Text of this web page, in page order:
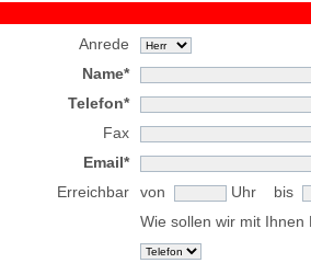
Anrede
Name*
Telefon*
Fax
Email*
Erreichbar
von
Uhr bis
Wie sollen wir mit Ihnen